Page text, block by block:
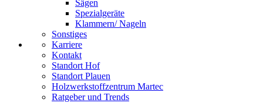
Sägen
Spezialgeräte
Klammern/ Nageln
Sonstiges
Karriere
Kontakt
Standort Hof
Standort Plauen
Holzwerkstoffzentrum Martec
Ratgeber und Trends